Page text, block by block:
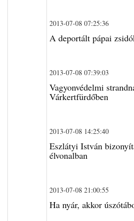
2013-07-08 07:25:36
A deportált pápai
2013-07-08 07:39:03
Vagyonvédelmi
Várkertfürdőben
2013-07-08 14:25:40
Eszlátyi István
élvonalban
2013-07-08 21:00:55
Ha nyár, akkor